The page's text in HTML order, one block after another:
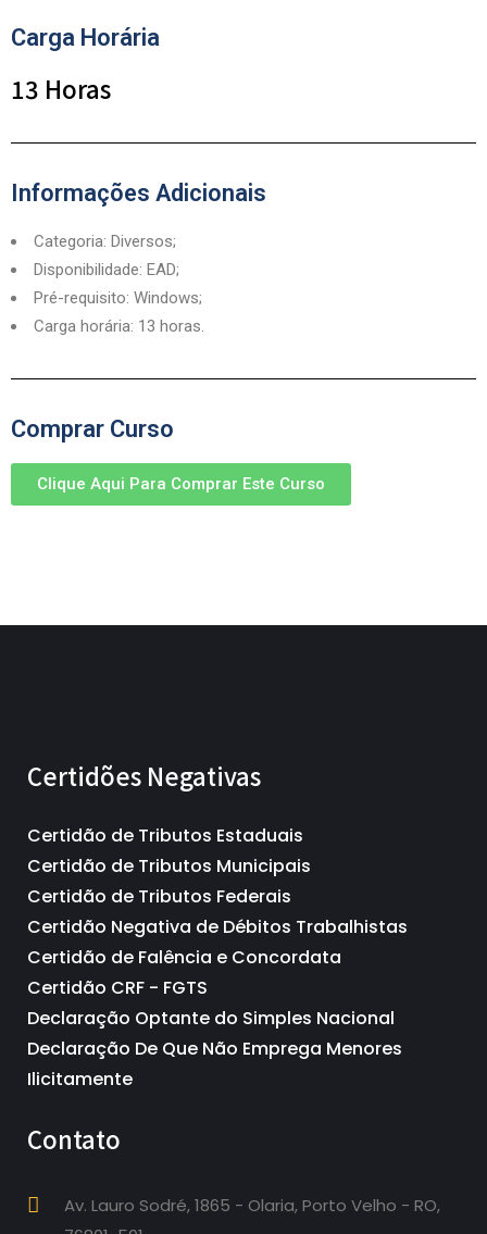
Carga Horária
13 Horas
Informações Adicionais
Categoria: Diversos;
Disponibilidade: EAD;
Pré-requisito: Windows;
Carga horária: 13 horas.
Comprar Curso
Clique Aqui Para Comprar Este Curso
Certidões Negativas
Certidão de Tributos Estaduais
Certidão de Tributos Municipais
Certidão de Tributos Federais
Certidão Negativa de Débitos Trabalhistas
Certidão de Falência e Concordata
Certidão CRF - FGTS
Declaração Optante do Simples Nacional
Declaração De Que Não Emprega Menores
Ilicitamente
Contato
Av. Lauro Sodré, 1865 - Olaria, Porto Velho - RO,